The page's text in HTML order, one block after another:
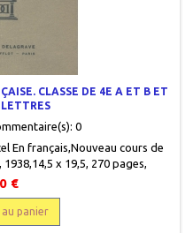
CLASSE DE 4E A ET B ET
LETTRES
0
En français,Nouveau cours de
x 19,5, 270 pages,
verte. Plats imprimés.
ou moins jaunis.
€
panier